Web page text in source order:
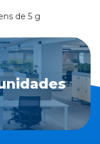
de 5 g